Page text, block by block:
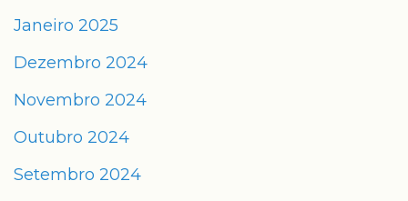
Janeiro 2025
Dezembro 2024
Novembro 2024
Outubro 2024
Setembro 2024